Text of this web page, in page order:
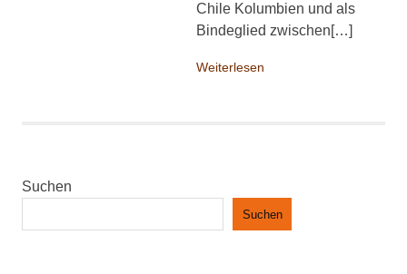
Chile Kolumbien und als
Bindeglied zwischen[…]
Weiterlesen
Suchen
Suchen